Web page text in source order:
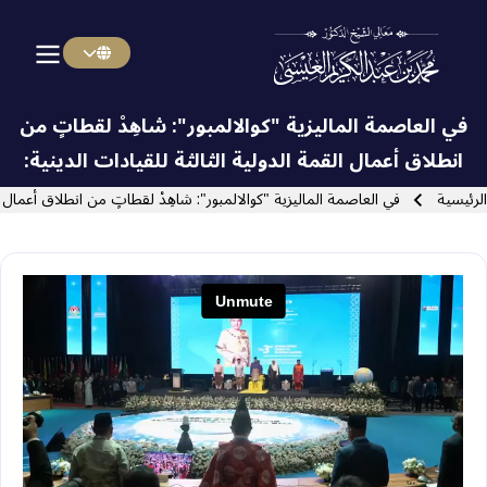
Skip to main navigation
Close search
في العاصمة الماليزية "كوالالمبور": شاهِدْ لقطاتٍ من
انطلاق أعمال القمة الدولية الثالثة للقيادات الدينية:
مسار التنقل
الرئيسية في العاصمة الماليزية "كوالالمبور": شاهِدْ لقطاتٍ من انطلاق أعمال